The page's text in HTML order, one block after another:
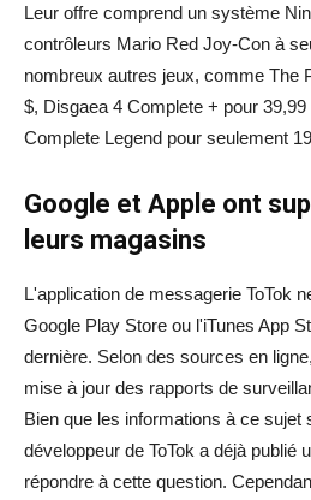
Leur offre comprend un système
contrôleurs Mario Red Joy-Con à
nombreux autres jeux, comme The
$, Disgaea 4 Complete + pour
Complete Legend pour seulement
Google et Apple ont
leurs magasins
L'application de messagerie ToTok
Google Play Store ou l'iTunes App
dernière. Selon des sources en
mise à jour des rapports de
Bien que les informations à ce sujet
développeur de ToTok a déjà publié
répondre à cette question.